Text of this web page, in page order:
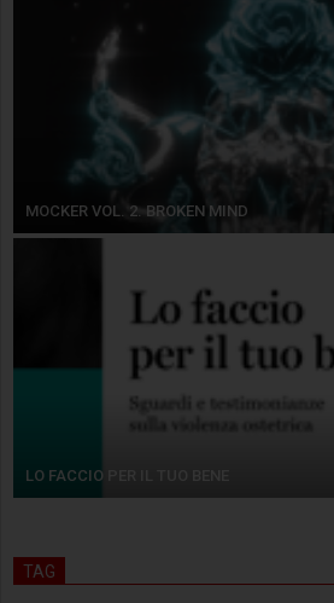
MOCKER VOL. 2. BROKEN MIND
LO FACCIO PER IL TUO BENE
TAG